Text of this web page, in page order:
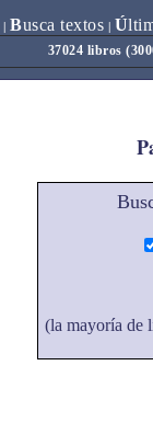
Busca textos Ú
37024 libros
(la mayoría de